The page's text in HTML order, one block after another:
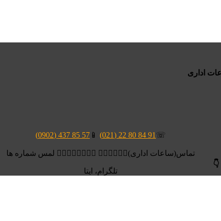
☏
91 84 80 22 (021)
📱
57 85 437 (0902)
تماس(ساعات اداری)👆🏻👆🏻👆🏻 👆🏻👆🏻👆🏻👆🏻 لمس شماره ها
تلگرام، ایتا